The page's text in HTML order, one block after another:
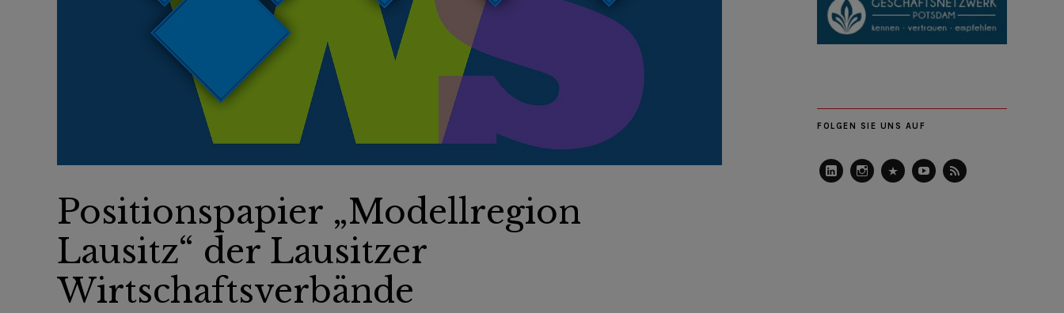
Positionspapier „Modellregion
Lausitz“ der Lausitzer
Wirtschaftsverbände
FOLGEN SIE UNS AUF